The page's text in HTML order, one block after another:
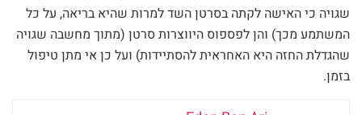
שגויה כי האישה לקתה בסרטן השד למרות שהיא בריאה, על כל
המשתמע מכך) והן לפספוס היווצרות סרטן (מתוך מחשבה שגויה
שהגדלת החזה היא האחראית להסתיידות) ועל כן אי מתן טיפול
בזמן.